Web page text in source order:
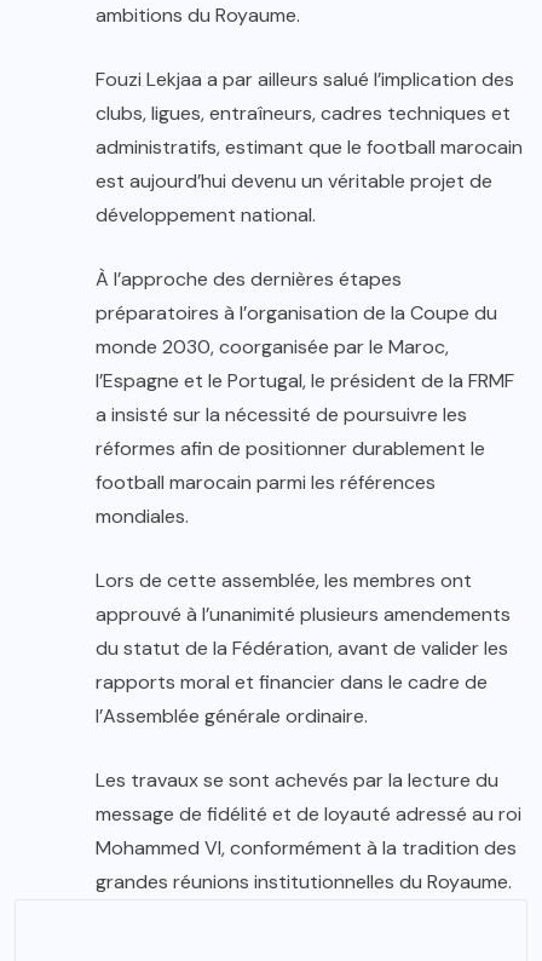
ambitions du Royaume.
Fouzi Lekjaa a par ailleurs salué l’implication des
clubs, ligues, entraîneurs, cadres techniques et
administratifs, estimant que le football marocain
est aujourd’hui devenu un véritable projet de
développement national.
À l’approche des dernières étapes
préparatoires à l’organisation de la Coupe du
monde 2030, coorganisée par le Maroc,
l’Espagne et le Portugal, le président de la FRMF
a insisté sur la nécessité de poursuivre les
réformes afin de positionner durablement le
football marocain parmi les références
mondiales.
Lors de cette assemblée, les membres ont
approuvé à l’unanimité plusieurs amendements
du statut de la Fédération, avant de valider les
rapports moral et financier dans le cadre de
l’Assemblée générale ordinaire.
Les travaux se sont achevés par la lecture du
message de fidélité et de loyauté adressé au roi
Mohammed VI, conformément à la tradition des
grandes réunions institutionnelles du Royaume.